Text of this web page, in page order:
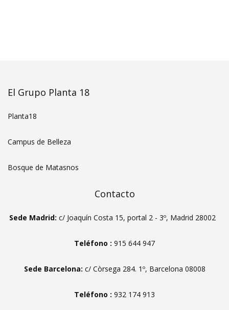
El Grupo Planta 18
Planta18
Campus de Belleza
Bosque de Matasnos
Contacto
Sede Madrid: c/ Joaquín Costa 15, portal 2 - 3º, Madrid 28002
Teléfono : 915 644 947
Sede Barcelona: c/ Còrsega 284. 1º, Barcelona 08008
Teléfono : 932 174 913